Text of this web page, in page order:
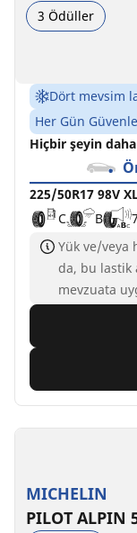
3 Ödüller
Dört mevsim
Her Gün Güvenle
Hiçbir şeyin
225/50R17 98V
C
B
Yük ve/veya
da, bu lastik
mevzuata
MICHELIN
PILOT ALPIN